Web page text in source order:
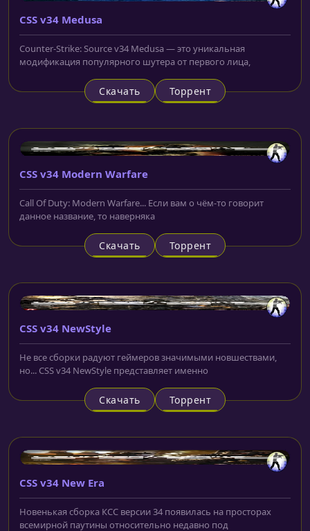
CSS v34 Medusa
Counter-Strike: Source v34 Medusa — это уникальная
модификация популярного шутера от первого лица,
Скачать Торрент
CSS v34 Modern Warfare
Call Of Duty: Modern Warfare... Если вам о чём-то говорит
данное название, то наверняка
Скачать Торрент
CSS v34 NewStyle
Не все сборки радуют геймеров значимыми новшествами,
но... CSS v34 NewStyle представляет именно
Скачать Торрент
CSS v34 New Era
Новенькая сборка КСС версии 34 появилась на просторах
всемирной паутины относительно недавно под